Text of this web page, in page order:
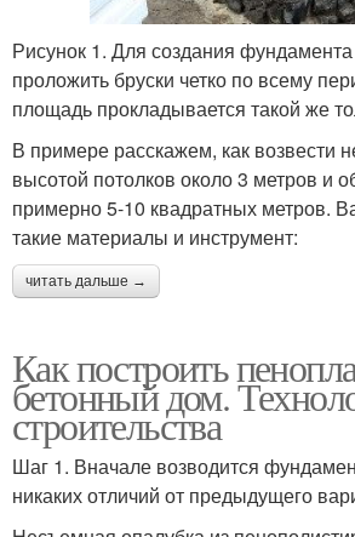
Рисунок 1. Для создания
проложить бруски четко по всему
площадь прокладывается такой же
В примере расскажем, как возвести
высотой потолков около 3 метров и
примерно 5-10 квадратных метров.
такие материалы и инструмент:
читать дальше →
Как построить
бетонный дом.
строительства
Шаг 1. Вначале возводится
никаких отличий от предыдущего